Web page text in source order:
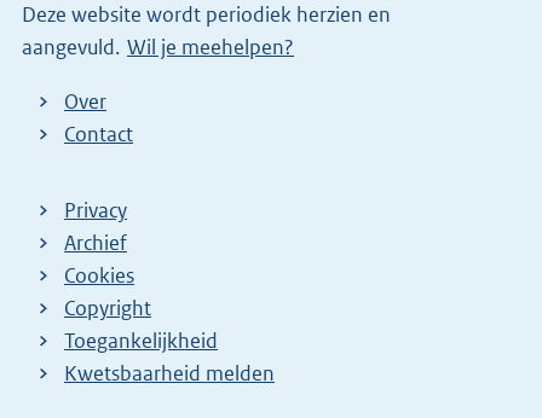
n
k
Deze website wordt periodiek herzien en
aangevuld. Wil je meehelpen?
Over
Contact
Privacy
Archief
Cookies
Copyright
Toegankelijkheid
Kwetsbaarheid melden